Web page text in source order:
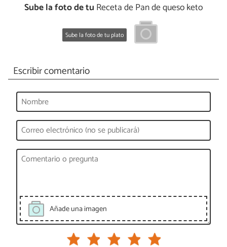
Sube la foto de tu Receta de Pan de queso keto
Sube la foto de tu plato
Escribir comentario
Añade una imagen